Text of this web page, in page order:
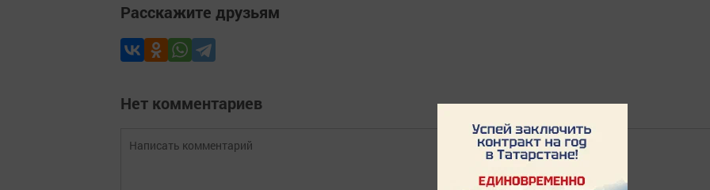
Расскажите друзьям
Нет комментариев